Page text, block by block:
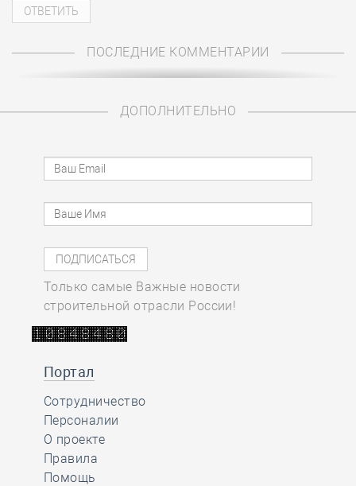
ПОСЛЕДНИЕ КОММЕНТАРИИ
ДОПОЛНИТЕЛЬНО
Только самые Важные новости
строительной отрасли России!
Портал
Сотрудничество
Персоналии
О проекте
Правила
Помощь